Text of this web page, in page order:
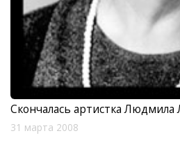
Скончалась артистка Людмила
31 марта 2008